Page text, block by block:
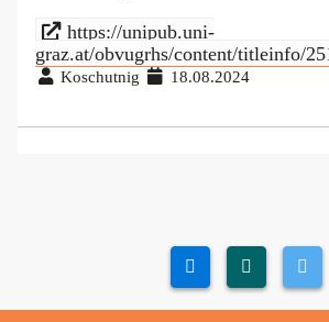
https://unipub.uni-
graz.at/obvugrhs/content/titleinfo/
Koschutnig 18.08.2024